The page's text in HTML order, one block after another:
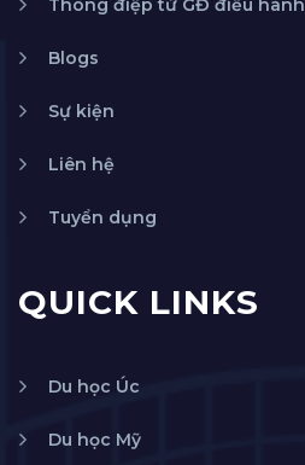
Thông điệp từ GĐ điều hành
Blogs
Sự kiện
Liên hệ
Tuyển dụng
QUICK LINKS
Du học Úc
Du học Mỹ